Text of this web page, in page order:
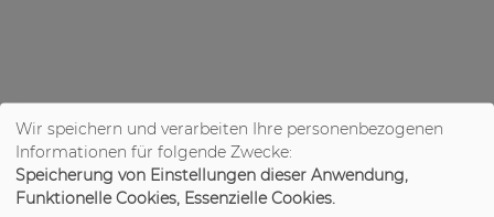
Wir speichern und verarbeiten Ihre personenbezogenen
Informationen für folgende Zwecke:
Speicherung von Einstellungen dieser Anwendung,
Funktionelle Cookies, Essenzielle Cookies.